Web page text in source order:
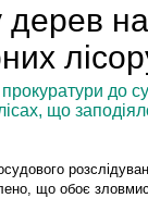
прокуратури до
що
що обоє